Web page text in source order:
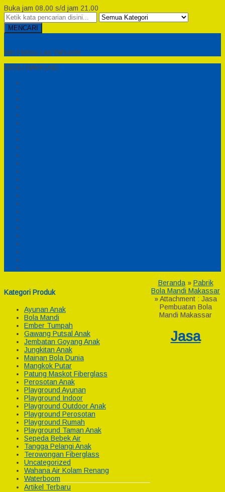
Buka jam 08.00 s/d jam 21.00
MENCARI
Min Haitsu Laa Yahtasib
MENU NAVIGASI
Kategori Produk
Ayunan Anak
Bola Mandi
Ember Tumpah
Gawang Putsal Anak
Jembatan Goyang Anak
Jungkitan Anak
Mainan Bola Dunia
Mangkok Putar
Patung Maskot Fiberglass
Perosotan Anak
Playground Ayunan
Playground Indoor
Playground Outdoor Anak
Playground Perosotan
Playground Rumah
Playground Taman Anak
Sepeda Bebek Air
Tangga Pelangi Anak
Terowongan Fiberglass
Uncategorized
Wahana Air Kolam Renang
Waterboom
Artikel Terbaru
Beranda» Pabrik
Bola Mandi Makassar
» Attachment : Jasa
Pembuatan Bola
Mandi Makassar
Jasa